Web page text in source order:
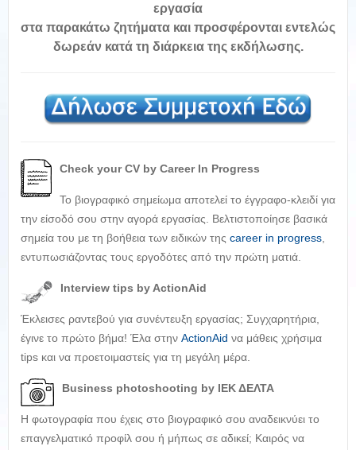
εργασία
στα παρακάτω ζητήματα και προσφέρονται εντελώς
δωρεάν κατά τη διάρκεια της εκδήλωσης.
Check your CV by Career In Progress
Το βιογραφικό σημείωμα αποτελεί το έγγραφο-κλειδί για
την είσοδό σου στην αγορά εργασίας. Βελτιστοποίησε βασικά
σημεία του με τη βοήθεια των ειδικών της career in progress
εντυπωσιάζοντας τους εργοδότες από την πρώτη ματιά.
Interview tips by ActionAid
Έκλεισες ραντεβού για συνέντευξη εργασίας; Συγχαρητήρια,
έγινε το πρώτο βήμα! Έλα στην ActionAid να μάθεις χρήσιμα
tips και να προετοιμαστείς για τη μεγάλη μέρα.
Business photoshooting by ΙΕΚ ΔΕΛΤΑ
Η φωτογραφία που έχεις στο βιογραφικό σου αναδεικνύει το
επαγγελματικό προφίλ σου ή μήπως σε αδικεί; Καιρός να